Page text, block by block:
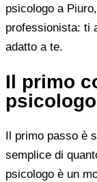
psicologo a
professionista: ti
adatto a te.
Il primo
Il primo passo è
semplice di
psicologo è un